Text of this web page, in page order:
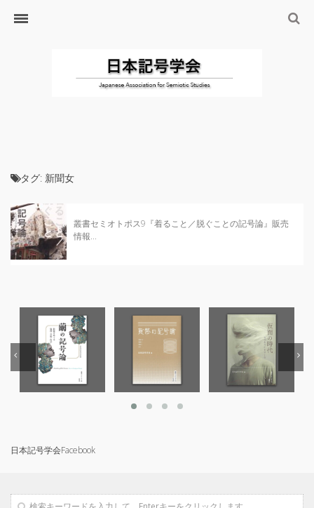
ホーム
学会の出版物
ジャーナル（論文誌）
日本記号学会第46回大会
（2026/7/11・7/12）「パース
記号論のフロンティア」特設ペ
ージ
タグ: 新聞女
叢書セミオトポス9『着ること／脱ぐことの記号論』販売
情報...
日本記号学会Facebook